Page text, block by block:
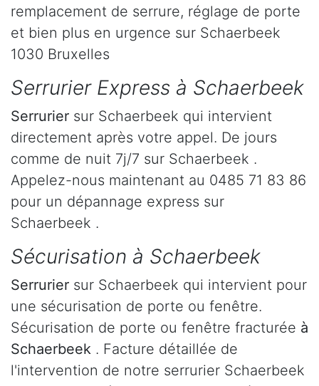
remplacement de serrure, réglage de porte
et bien plus en urgence sur Schaerbeek
1030 Bruxelles
Serrurier Express à Schaerbeek
Serrurier sur Schaerbeek qui intervient
directement après votre appel. De jours
comme de nuit 7j/7 sur Schaerbeek .
Appelez-nous maintenant au 0485 71 83 86
pour un dépannage express sur
Schaerbeek .
Sécurisation à Schaerbeek
Serrurier sur Schaerbeek qui intervient pour
une sécurisation de porte ou fenêtre.
Sécurisation de porte ou fenêtre fracturée à
Schaerbeek . Facture détaillée de
l'intervention de notre serrurier Schaerbeek